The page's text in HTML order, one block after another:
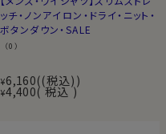
ッチ・ノンアイロン・ドライ・ニット・
ボタンダウン・SALE
（0）
¥6,160 (税込)
¥4,400 税込